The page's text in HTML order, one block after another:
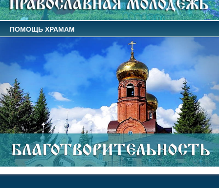
ПОМОЩЬ ХРАМАМ